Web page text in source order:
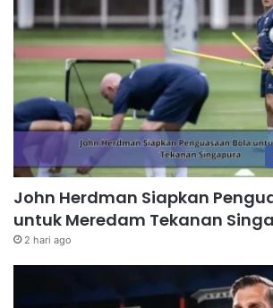
John Herdman Siapkan
untuk Meredam Tekanan
2 hari ago